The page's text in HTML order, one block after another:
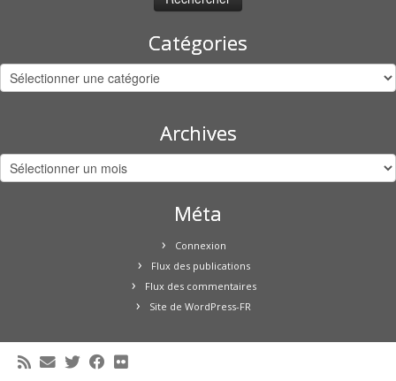
Catégories
Catégories
Archives
Archives
Méta
Connexion
Flux des publications
Flux des commentaires
Site de WordPress-FR